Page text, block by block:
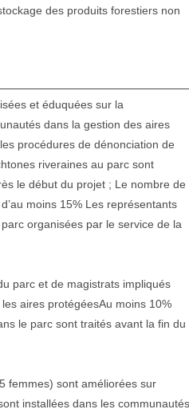
des produits forestiers non
et éduquées sur la
dans la gestion des aires
procédures de dénonciation de
riveraines au parc sont
le début du projet ; Le nombre de
moins 15% Les représentants
organisées par le service de la
parc et de magistrats impliqués
aires protégéesAu moins 10%
le parc sont traités avant la fin du
femmes) sont améliorées sur
installées dans les communautés